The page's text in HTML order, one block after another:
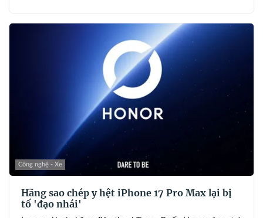
Công nghệ - Xe
Hãng sao chép y hệt iPhone 17 Pro Max lại bị
tố 'đạo nhái'